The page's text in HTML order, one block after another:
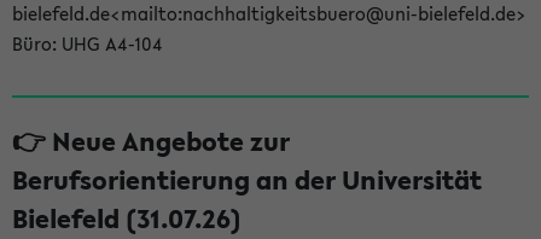
bielefeld.de<mailto:nachhaltigkeitsbuero@uni-bielefeld.de>
Büro: UHG A4-104
👉 Neue Angebote zur
Berufsorientierung an der Universität
Bielefeld (31.07.26)